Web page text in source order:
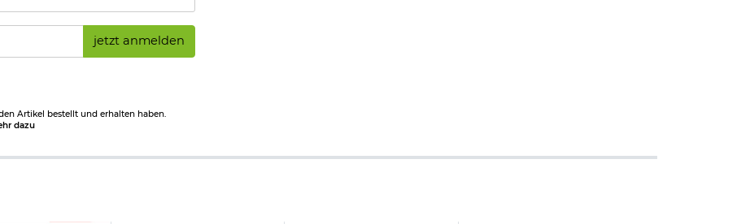
jetzt anmelden
Artikel bestellt und erhalten haben.
dazu